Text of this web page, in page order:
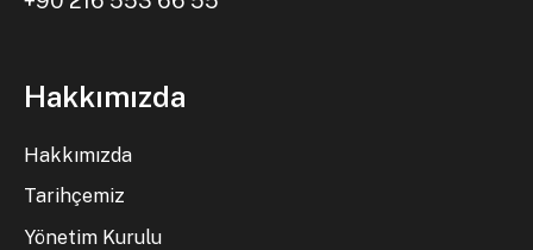
Hakkımızda
Hakkımızda
Tarihçemiz
Yönetim Kurulu